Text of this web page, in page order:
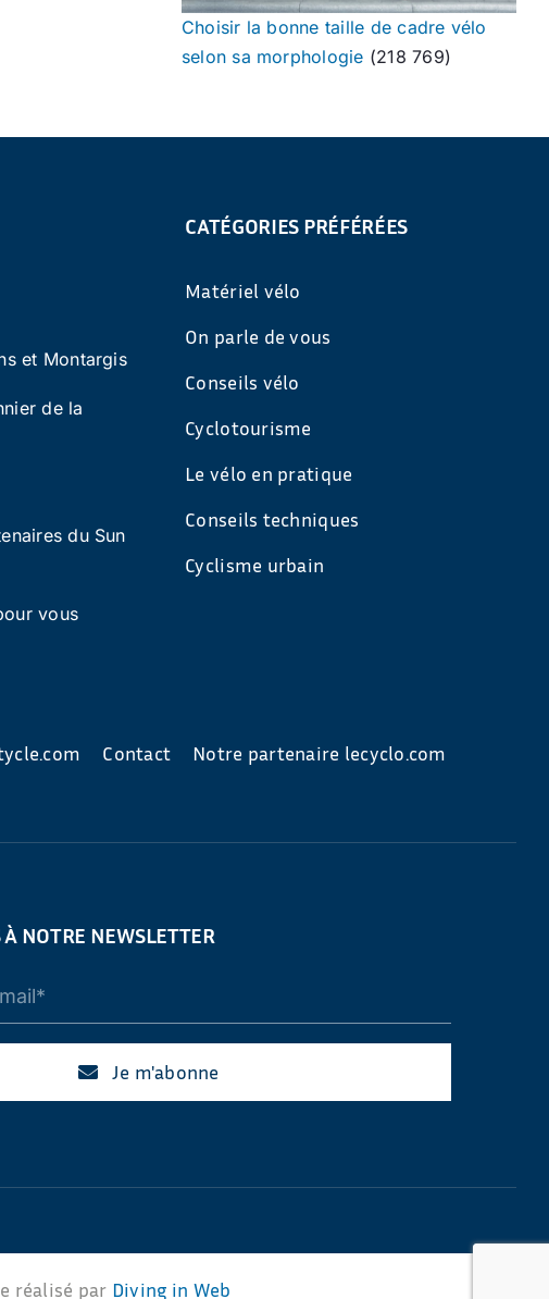
Choisir la bonne taille de cadre vélo
selon sa morphologie (218 769)
et Montargis
de la
du Sun
vous
CATÉGORIES PRÉFÉRÉES
Matériel vélo
On parle de vous
Conseils vélo
Cyclotourisme
Le vélo en pratique
Conseils techniques
Cyclisme urbain
Contact Notre partenaire lecyclo.com
NOTRE NEWSLETTER
Je m'abonne
réalisé par Diving in Web